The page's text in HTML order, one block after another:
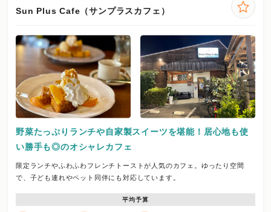
Sun Plus Cafe（サンプラスカフェ）
野菜たっぷりランチや自家製スイーツを堪能！居心地も使
い勝手も◎のオシャレカフェ
限定ランチやふわふわフレンチトーストが人気のカフェ。ゆったり空間
で、子ども連れやペット同伴にも対応しています。
平均予算